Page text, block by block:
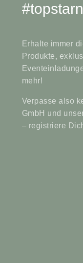
Erhalte immer
Produkte,
mehr!
Verpasse also
GmbH und
– registriere